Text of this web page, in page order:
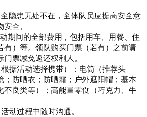
隐患无处不在，全体队员应提高安全意
全。
期间的全部费用，包括用车、用餐、住
有）等。领队购买门票（若有）之前请
票减免返还权利人。
据活动选择携带）：电筒（推荐头
；防晒衣；防晒霜；户外遮阳帽；基本
不良类等）；高能量零食（巧克力、牛
动过程中随时沟通。